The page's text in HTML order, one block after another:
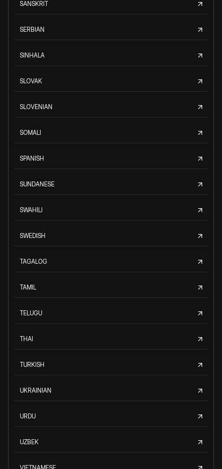
SANSKRIT
SERBIAN
SINHALA
SLOVAK
SLOVENIAN
SOMALI
SPANISH
SUNDANESE
SWAHILI
SWEDISH
TAGALOG
TAMIL
TELUGU
THAI
TURKISH
UKRAINIAN
URDU
UZBEK